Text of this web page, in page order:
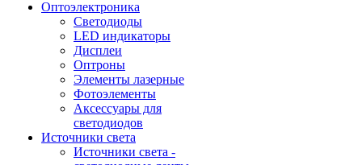
Oптоэлектроника
Светодиоды
LED индикаторы
Дисплеи
Оптроны
Элементы лазерные
Фотоэлементы
Аксессуары для
светодиодов
Источники света
Источники света -